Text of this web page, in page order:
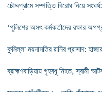
চৌদ্দগ্রামে সম্পত্তি বিরোধ নিয়ে
‘পুলিশের অসৎ কর্মকর্তাদের রক্ষার
কুমিল্লা ময়নামতির রানির প্রাসাদ:
ব্রাহ্মণবাড়িয়ায় গৃহবধূ নিহত, স্বামী